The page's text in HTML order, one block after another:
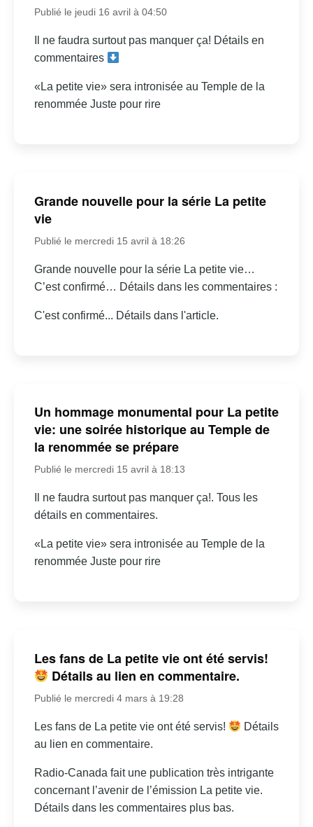
Publié le jeudi 16 avril à 04:50
Il ne faudra surtout pas manquer ça! Détails en
commentaires
«La petite vie» sera intronisée au Temple de la
renommée Juste pour rire
Grande nouvelle pour la série La petite
vie
Publié le mercredi 15 avril à 18:26
Grande nouvelle pour la série La petite vie…
C’est confirmé… Détails dans les commentaires :
C'est confirmé... Détails dans l'article.
Un hommage monumental pour La petite
vie: une soirée historique au Temple de
la renommée se prépare
Publié le mercredi 15 avril à 18:13
Il ne faudra surtout pas manquer ça!. Tous les
détails en commentaires.
«La petite vie» sera intronisée au Temple de la
renommée Juste pour rire
Les fans de La petite vie ont été servis!
Détails au lien en commentaire.
Publié le mercredi 4 mars à 19:28
Les fans de La petite vie ont été servis!
Détails
au lien en commentaire.
Radio-Canada fait une publication très intrigante
concernant l’avenir de l’émission La petite vie.
Détails dans les commentaires plus bas.